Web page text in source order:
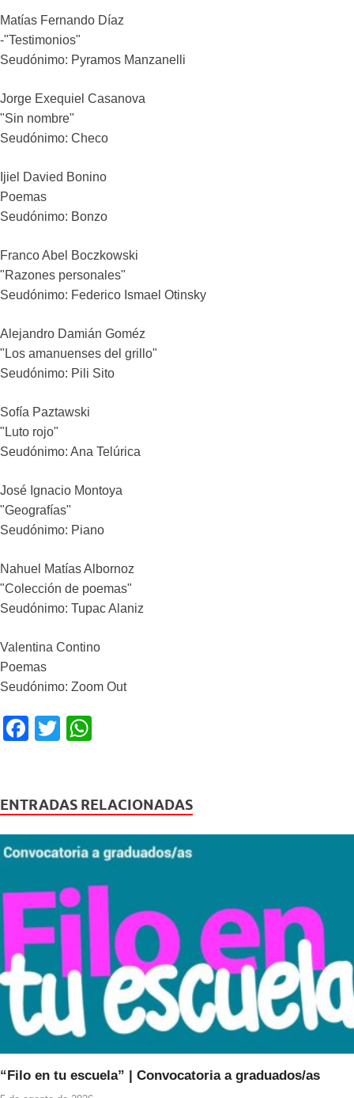
Matías Fernando Díaz
-"Testimonios"
Seudónimo: Pyramos Manzanelli
Jorge Exequiel Casanova
"Sin nombre"
Seudónimo: Checo
Ijiel Davied Bonino
Poemas
Seudónimo: Bonzo
Franco Abel Boczkowski
"Razones personales"
Seudónimo: Federico Ismael Otinsky
Alejandro Damián Goméz
"Los amanuenses del grillo"
Seudónimo: Pili Sito
Sofía Paztawski
"Luto rojo"
Seudónimo: Ana Telúrica
José Ignacio Montoya
"Geografías"
Seudónimo: Piano
Nahuel Matías Albornoz
"Colección de poemas"
Seudónimo: Tupac Alaniz
Valentina Contino
Poemas
Seudónimo: Zoom Out
F
e
b
o
k
T
er s
A
p
p
ENTRADAS RELACIONADAS
“Filo en tu escuela” | Convocatoria a graduados/as